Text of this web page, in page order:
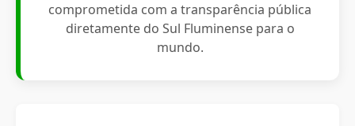
comprometida com a transparência pública
diretamente do Sul Fluminense para o
mundo.